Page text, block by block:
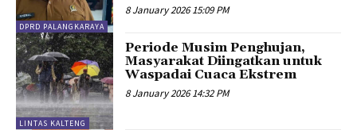
DPRD PALANGKARAYA
8 January 2026 15:09 PM
LINTAS KALTENG
Periode Musim Penghujan,
Masyarakat Diingatkan untuk
Waspadai Cuaca Ekstrem
8 January 2026 14:32 PM